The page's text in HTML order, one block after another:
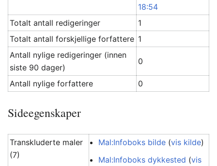
18:54
Totalt antall redigeringer
1
Totalt antall forskjellige forfattere 1
Antall nylige redigeringer (innen
siste 90 dager)
0
Antall nylige forfattere 0
Sideegenskaper
Transkluderte maler
(7)
Mal:Infoboks bilde (vis kilde)
Mal:Infoboks dykkested (vis